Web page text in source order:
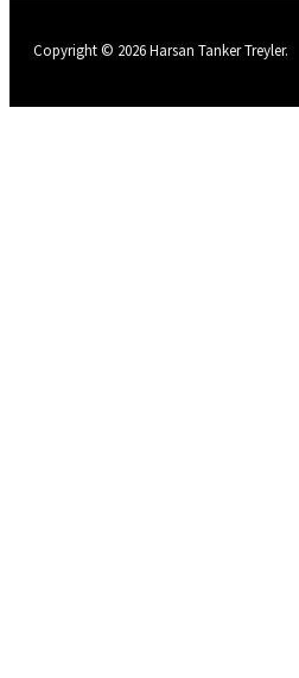
Copyright © 2026 Harsan Tanker Treyler.